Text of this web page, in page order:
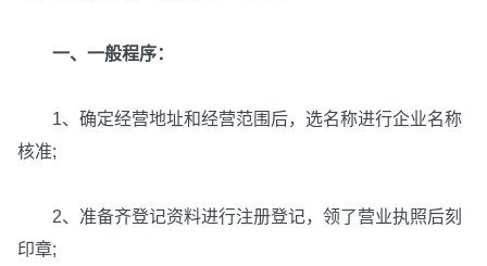
一、一般程序：
1、确定经营地址和经营范围后，选名称进行企业名称
核准;
2、准备齐登记资料进行注册登记，领了营业执照后刻
印章;